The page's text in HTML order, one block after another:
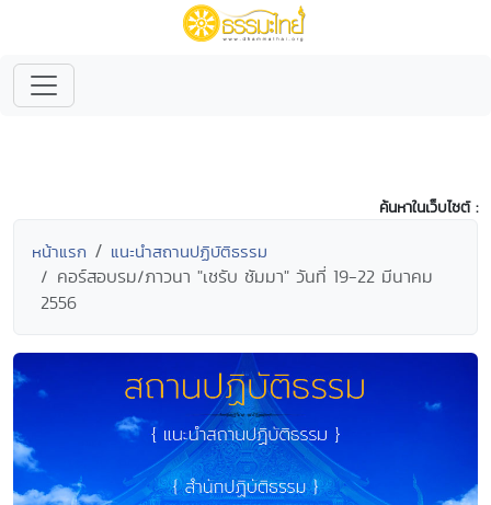
ค้นหาในเว็บไซต์ :
หน้าแรก แนะนำสถานปฏิบัติธรรม
คอร์สอบรม/ภาวนา "เชรับ ชัมมา" วันที่ 19-22 มีนาคม
2556